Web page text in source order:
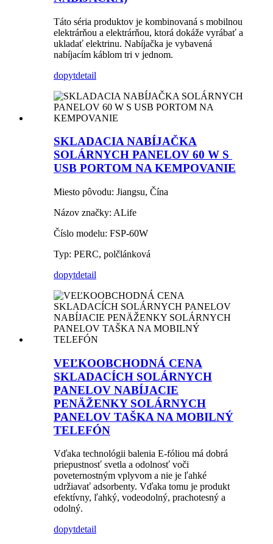
Táto séria produktov je kombinovaná s mobilnou
elektrárňou a elektrárňou, ktorá dokáže vyrábať a
ukladať elektrinu. Nabíjačka je vybavená
nabíjacím káblom tri v jednom.
dopytdetail
SKLADACIA NABÍJAČKA
SOLÁRNYCH PANELOV 60 W S ​​
USB PORTOM NA KEMPOVANIE
Miesto pôvodu: Jiangsu, Čína
Názov značky: ALife
Číslo modelu: FSP-60W
Typ: PERC, polčlánková
dopytdetail
VEĽKOOBCHODNÁ CENA
SKLADACÍCH SOLÁRNYCH
PANELOV NABÍJACIE
PENÄŽENKY SOLÁRNYCH
PANELOV TAŠKA NA MOBILNÝ
TELEFÓN
Vďaka technológii balenia E-fóliou má dobrá
priepustnosť svetla a odolnosť voči
poveternostným vplyvom a nie je ľahké
udržiavať adsorbenty. Vďaka tomu je produkt
efektívny, ľahký, vodeodolný, prachotesný a
odolný.
dopytdetail